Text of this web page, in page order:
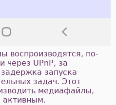
воспроизводятся, по-
через UPnP, за
запуска
задач. Этот
медиафайлы,
активным.